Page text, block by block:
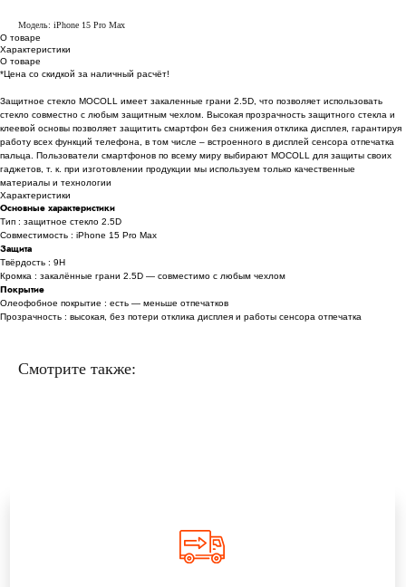
Модель: iPhone 15 Pro Max
О товаре
Характеристики
О товаре
*Цена со скидкой за наличный расчёт!
Защитное стекло MOCOLL имеет закаленные грани 2.5D, что позволяет использовать
стекло совместно с любым защитным чехлом. Высокая прозрачность защитного стекла и
клеевой основы позволяет защитить смартфон без снижения отклика дисплея, гарантируя
работу всех функций телефона, в том числе – встроенного в дисплей сенсора отпечатка
пальца. Пользователи смартфонов по всему миру выбирают MOCOLL для защиты своих
гаджетов, т. к. при изготовлении продукции мы используем только качественные
материалы и технологии
Характеристики
Основные характеристики
Тип : защитное стекло 2.5D
Совместимость : iPhone 15 Pro Max
Защита
Твёрдость : 9H
Кромка : закалённые грани 2.5D — совместимо с любым чехлом
Покрытие
Олеофобное покрытие : есть — меньше отпечатков
Прозрачность : высокая, без потери отклика дисплея и работы сенсора отпечатка
Смотрите также: